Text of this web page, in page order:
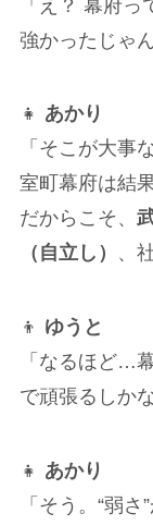
「え？ 幕府
強かったじゃん
👧 あかり
「そこが大事
室町幕府は結
だからこそ、
（自立し）
、
👦 ゆうと
「なるほど…
で頑張るしか
👧 あかり
「そう。“弱